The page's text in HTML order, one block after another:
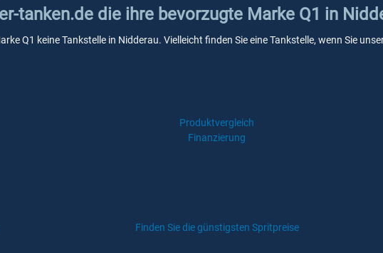
tanken.de die ihre bevorzugte Marke Q1 in
Q1 keine Tankstelle in Nidderau. Vielleicht finden Sie eine Tankstelle, wenn Sie
Produktvergleich
Finanzierung
Finden Sie die günstigsten Spritpreise